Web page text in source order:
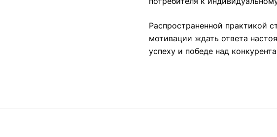
Распространенной практикой
мотивации ждать ответа
успеху и победе над